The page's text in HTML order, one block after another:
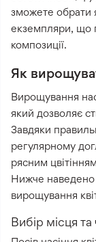
зможете обрати
екземпляри, що
композиції.
Як
Вирощування
який дозволяє
Завдяки
регулярному
рясним
Нижче наведено
вирощування
Вибір місця та